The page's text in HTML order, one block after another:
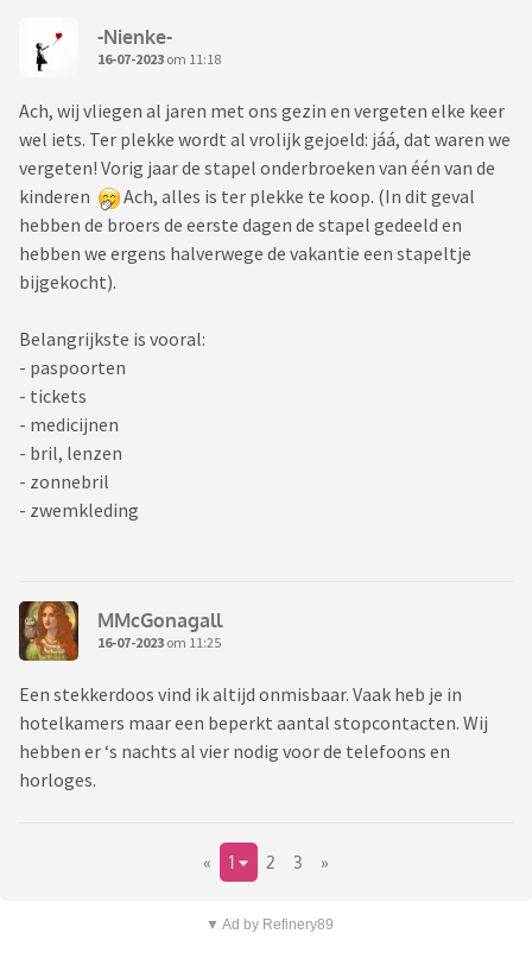
-Nienke-
16-07-2023 om 11:18
Ach, wij vliegen al jaren met ons gezin en vergeten elke keer
wel iets. Ter plekke wordt al vrolijk gejoeld: jáá, dat waren we
vergeten! Vorig jaar de stapel onderbroeken van één van de
kinderen
Ach, alles is ter plekke te koop. (In dit geval
hebben de broers de eerste dagen de stapel gedeeld en
hebben we ergens halverwege de vakantie een stapeltje
bijgekocht).
Belangrijkste is vooral:
- paspoorten
- tickets
- medicijnen
- bril, lenzen
- zonnebril
- zwemkleding
MMcGonagall
16-07-2023 om 11:25
Een stekkerdoos vind ik altijd onmisbaar. Vaak heb je in
hotelkamers maar een beperkt aantal stopcontacten. Wij
hebben er ‘s nachts al vier nodig voor de telefoons en
horloges.
« 1 2 3 »
▼ Ad by Refinery89